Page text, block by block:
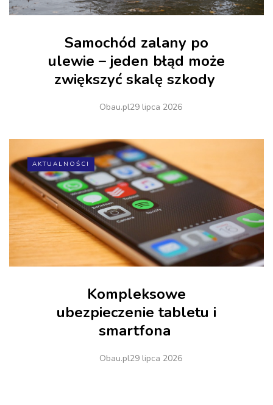
Samochód zalany po
ulewie – jeden błąd może
zwiększyć skalę szkody
Obau.pl29 lipca 2026
AKTUALNOŚCI
Kompleksowe
ubezpieczenie tabletu i
smartfona
Obau.pl29 lipca 2026